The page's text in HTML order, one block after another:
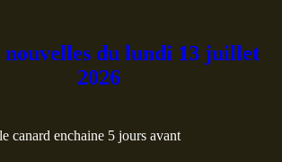
nouvelles du lundi 13 juillet
2026
canard enchaine 5 jours avant